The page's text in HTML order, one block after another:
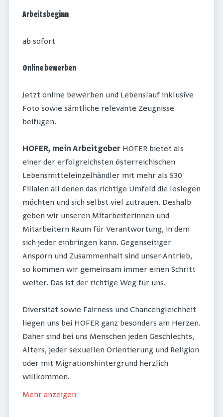
Arbeitsbeginn
ab sofort
Online bewerben
Jetzt online bewerben und Lebenslauf inklusive
Foto sowie sämtliche relevante Zeugnisse
beifügen.
HOFER, mein Arbeitgeber HOFER bietet als
einer der erfolgreichsten österreichischen
Lebensmitteleinzelhändler mit mehr als 530
Filialen all denen das richtige Umfeld die loslegen
möchten und sich selbst viel zutrauen. Deshalb
geben wir unseren Mitarbeiterinnen und
Mitarbeitern Raum für Verantwortung, in dem
sich jeder einbringen kann. Gegenseitiger
Ansporn und Zusammenhalt sind unser Antrieb,
so kommen wir gemeinsam immer einen Schritt
weiter. Das ist der richtige Weg für uns.
Diversität sowie Fairness und Chancengleichheit
liegen uns bei HOFER ganz besonders am Herzen.
Daher sind bei uns Menschen jeden Geschlechts,
Alters, jeder sexuellen Orientierung und Religion
oder mit Migrationshintergrund herzlich
willkommen.
Mehr anzeigen